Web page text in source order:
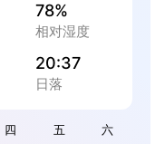
四 五 六
78%
相对湿度
20:37
日落